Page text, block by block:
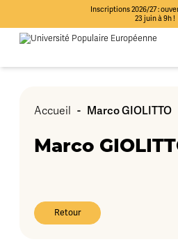
Inscriptions 2026/27 :
23 juin à 9h !
Accueil - Marco GIOLITTO
Marco
Retour